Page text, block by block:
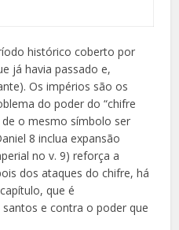
histórico coberto por
já havia passado e,
Os impérios são os
do poder do “chifre
o mesmo símbolo ser
8 inclua expansão
no v. 9) reforça a
dos ataques do chifre, há
que é
e contra o poder que